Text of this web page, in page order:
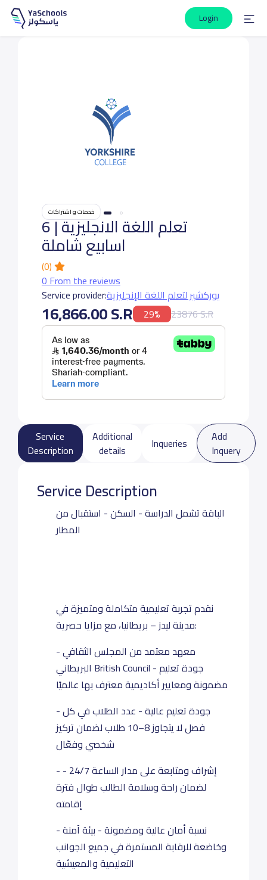
Login
خدمات و اشتراكات
تعلم اللغة الانجليزية | 6
اسابيع شاملة
(0)
0 From the reviews
Service provider:يوركشير لتعلم اللغة الإنجليزية
16,866.00 S.R 29% 23876 S.R
Service
Description
Additional
details
Inqueries
Add
Inquery
Service Description
الباقة تشمل الدراسة - السكن - استقبال من
المطار
نقدم تجربة تعليمية متكاملة ومتميزة في
مدينة ليدز – بريطانيا، مع مزايا حصرية:
- معهد معتمد من المجلس الثقافي
البريطاني British Council - جودة تعليم
مضمونة ومعايير أكاديمية معترف بها عالميًا
- جودة تعليم عالية - عدد الطلاب في كل
فصل لا يتجاوز 8–10 طلاب لضمان تركيز
شخصي وفعّال
- إشراف ومتابعة على مدار الساعة 24/7 -
لضمان راحة وسلامة الطالب طوال فترة
إقامته
- نسبة أمان عالية ومضمونة - بيئة آمنة
وخاضعة للرقابة المستمرة في جميع الجوانب
التعليمية والمعيشية